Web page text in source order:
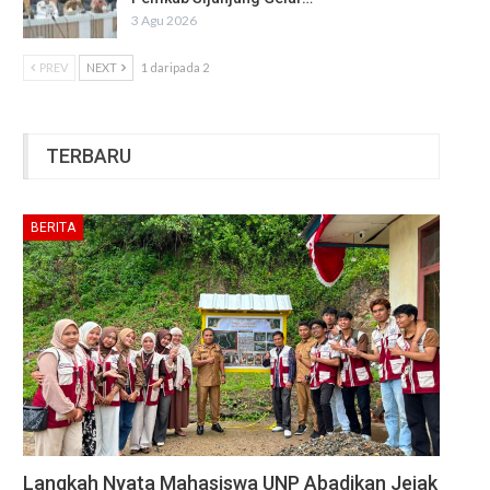
3 Agu 2026
PREV NEXT 1 daripada 2
TERBARU
BERITA
Langkah Nyata Mahasiswa UNP Abadikan Jejak